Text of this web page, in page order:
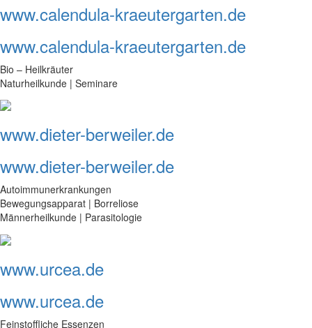
www.calendula-kraeutergarten.de
www.calendula-kraeutergarten.de
Bio – Heilkräuter
Naturheilkunde | Seminare
www.dieter-berweiler.de
www.dieter-berweiler.de
Autoimmunerkrankungen
Bewegungsapparat | Borreliose
Männerheilkunde | Parasitologie
www.urcea.de
www.urcea.de
Feinstoffliche Essenzen